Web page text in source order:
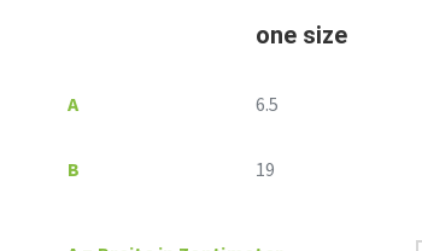
one size
A 6.5
B 19